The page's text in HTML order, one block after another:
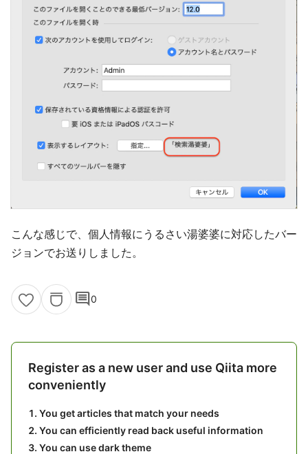
こんな感じで、個人情報にうるさい湯婆婆に対応したバー
ジョンでお送りしました。
comment0
Register as a new user and use Qiita more
conveniently
You get articles that match your needs
You can efficiently read back useful information
You can use dark theme